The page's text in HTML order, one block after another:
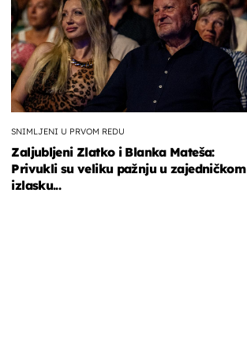
SNIMLJENI U PRVOM REDU
Zaljubljeni Zlatko i Blanka Mateša:
Privukli su veliku pažnju u zajedničkom
izlasku...